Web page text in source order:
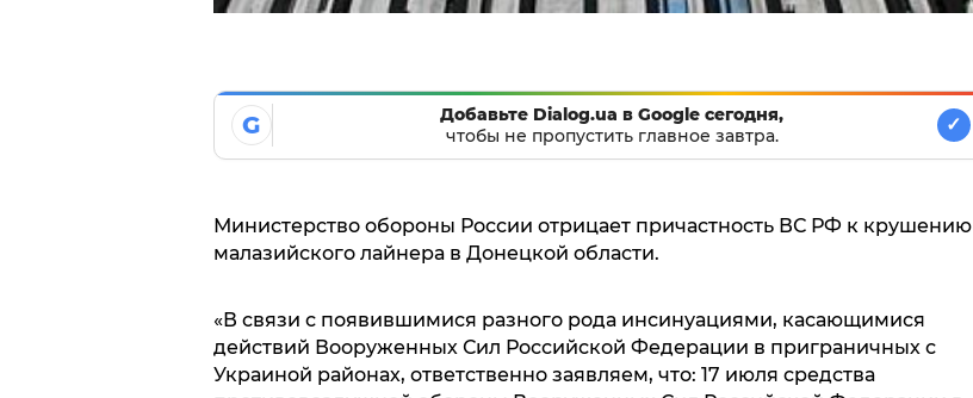
G
Добавьте Dialog.ua в Google сегодня,
чтобы не пропустить главное завтра.
✓
Министерство обороны России отрицает причастность ВС РФ к крушению
малазийского лайнера в Донецкой области.
«В связи с появившимися разного рода инсинуациями, касающимися
действий Вооруженных Сил Российской Федерации в приграничных с
Украиной районах, ответственно заявляем, что: 17 июля средства